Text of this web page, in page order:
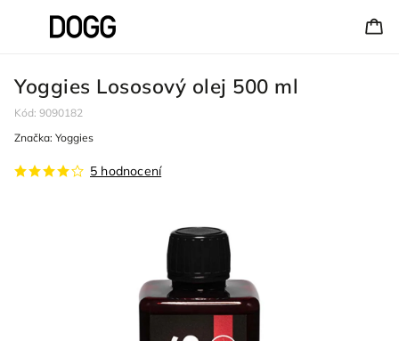
Yoggies Lososový olej 500 ml
Kód: 9090182
5 hodnocení
Značka: Yoggies